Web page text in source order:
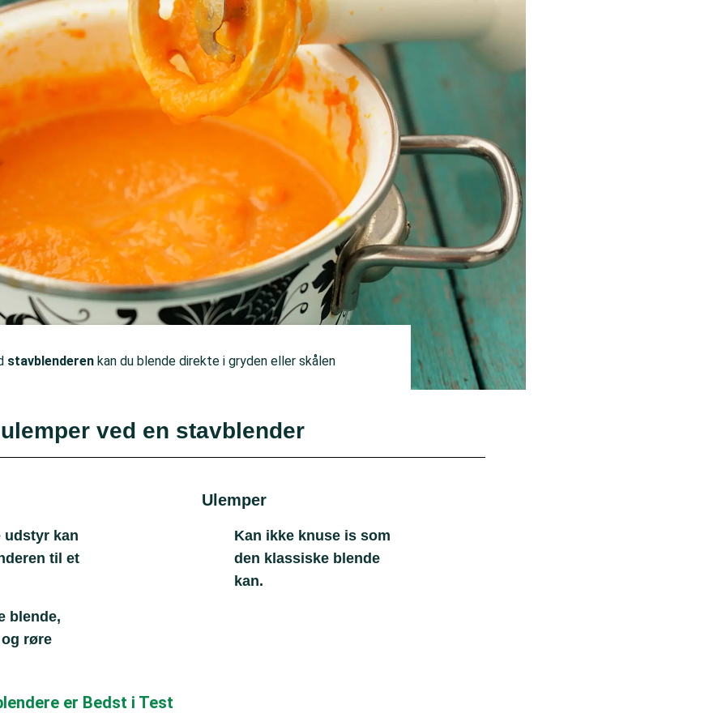
stavblenderenkan du blende direkte i gryden eller skålen
ved en stavblender
Ulemper
udstyr kan
til et
blende,
røre
Kan ikke knuse is som
den klassiske blende
kan.
er Bedst i Test